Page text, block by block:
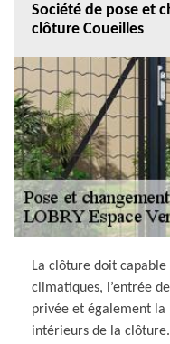
Société de pose et
clôture Coueilles
La clôture doit
climatiques, l’entrée
privée et également la
intérieurs de la